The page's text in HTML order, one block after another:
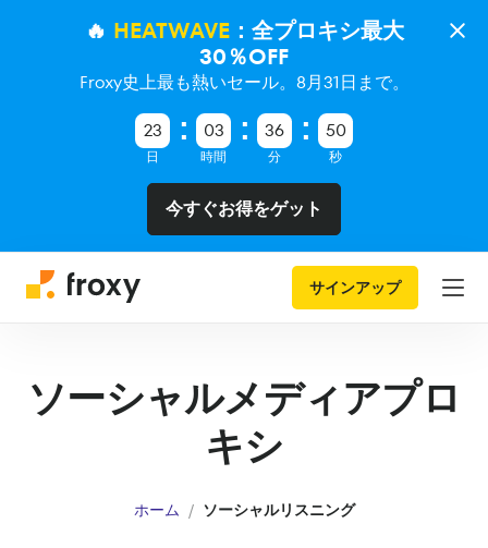
🔥 HEATWAVE：全プロキシ最大
30％OFF
Froxy史上最も熱いセール。8月31日まで。
23
日
03
時間
36
分
49
秒
今すぐお得をゲット
サインアップ
ソーシャルメディアプロ
キシ
ホーム ソーシャルリスニング